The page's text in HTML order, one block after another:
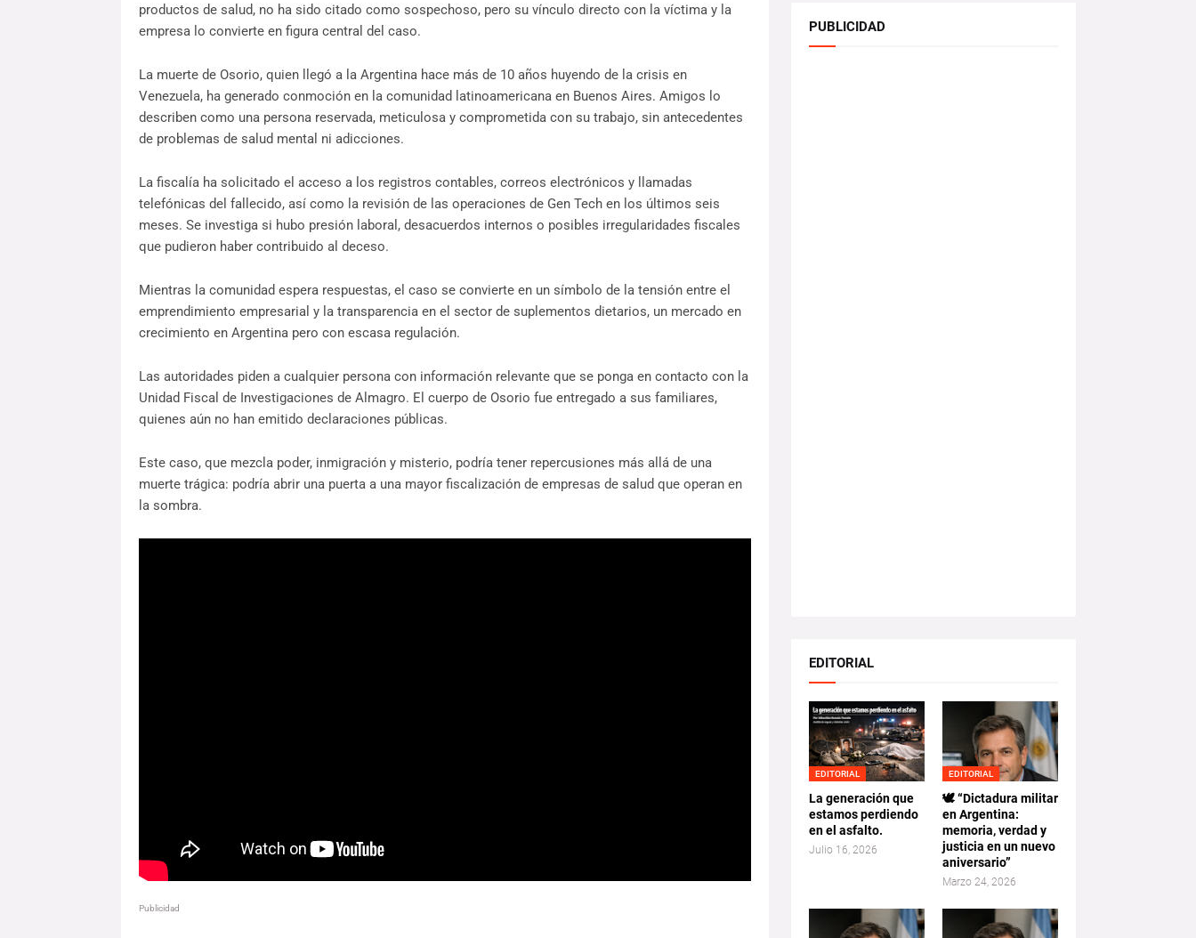
productos de salud, no ha sido citado como sospechoso, pero su vínculo directo con la víctima y la
empresa lo convierte en figura central del caso.
La muerte de Osorio, quien llegó a la Argentina hace más de 10 años huyendo de la crisis en
Venezuela, ha generado conmoción en la comunidad latinoamericana en Buenos Aires. Amigos lo
describen como una persona reservada, meticulosa y comprometida con su trabajo, sin antecedentes
de problemas de salud mental ni adicciones.
La fiscalía ha solicitado el acceso a los registros contables, correos electrónicos y llamadas
telefónicas del fallecido, así como la revisión de las operaciones de Gen Tech en los últimos seis
meses. Se investiga si hubo presión laboral, desacuerdos internos o posibles irregularidades fiscales
que pudieron haber contribuido al deceso.
Mientras la comunidad espera respuestas, el caso se convierte en un símbolo de la tensión entre el
emprendimiento empresarial y la transparencia en el sector de suplementos dietarios, un mercado en
crecimiento en Argentina pero con escasa regulación.
Las autoridades piden a cualquier persona con información relevante que se ponga en contacto con la
Unidad Fiscal de Investigaciones de Almagro. El cuerpo de Osorio fue entregado a sus familiares,
quienes aún no han emitido declaraciones públicas.
Este caso, que mezcla poder, inmigración y misterio, podría tener repercusiones más allá de una
muerte trágica: podría abrir una puerta a una mayor fiscalización de empresas de salud que operan en
la sombra.
Publicidad
PUBLICIDAD
EDITORIAL
EDITORIAL
La generación que
estamos perdiendo
en el asfalto.
Julio 16, 2026
EDITORIAL
🕊️ “Dictadura militar
en Argentina:
memoria, verdad y
justicia en un nuevo
aniversario”
Marzo 24, 2026